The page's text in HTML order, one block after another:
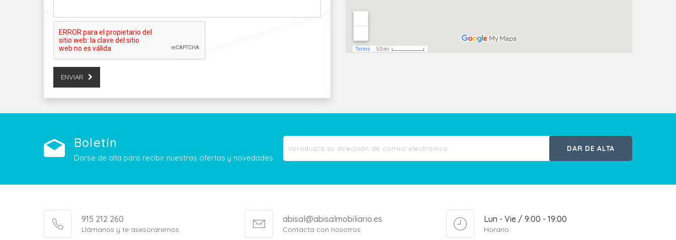
ENVIAR
Boletín
Darse de alta para recibir nuestras ofertas y novedades
DAR DE ALTA
915 212 260
Llámanos y te asesoraremos
abisal@abisalmobiliario.es
Contacta con nosotros
Lun - Vie / 9:00 - 19:00
Horario